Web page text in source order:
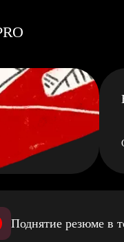
Поднятие резюме в